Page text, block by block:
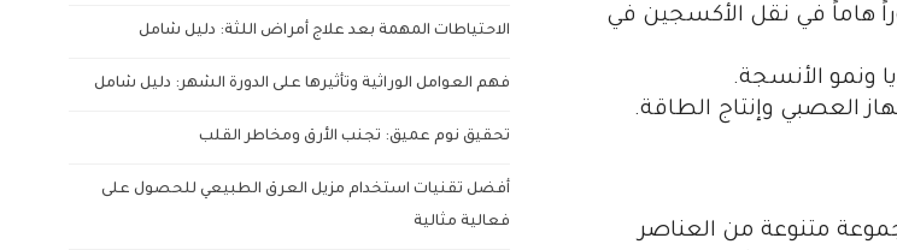
هاماً في نقل الأكسجين في
ونمو الأنسجة.
العصبي وإنتاج الطاقة.
متنوعة من العناصر
الاحتياطات المهمة بعد علاج أمراض اللثة: دليل شامل
فهم العوامل الوراثية وتأثيرها على الدورة الشهر: دليل شامل
تحقيق نوم عميق: تجنب الأرق ومخاطر القلب
أفضل تقنيات استخدام مزيل العرق الطبيعي للحصول على
فعالية مثالية